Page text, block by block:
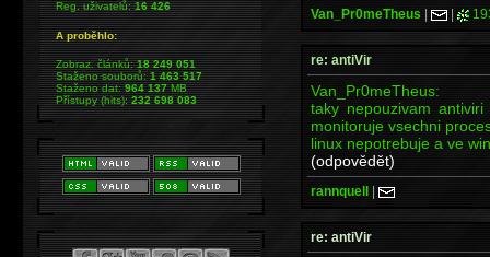
Van_Pr0meTheus | |
re: antiVir
Van_Pr0meTheus:
taky nepouzivam
monitoruje vsechni
linux nepotrebuje a ve
(odpovědět)
rannquell |
re: antiVir
Reg. uživatelů:16 426
A proběhlo:
Zobraz. článků:18 249 051
Staženo souborů:1 463 517
Staženo dat:964 137MB
Přístupy (hits):232 698 083